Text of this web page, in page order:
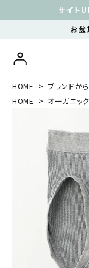
サイト
お盆
HOME ブランドか
HOME
オーガニッ